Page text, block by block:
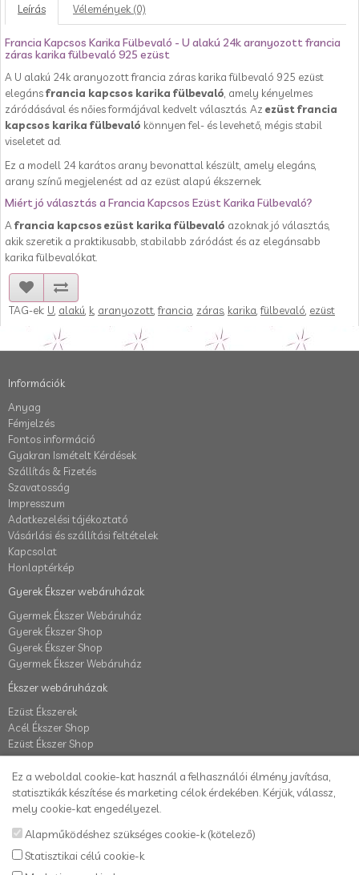
Leírás Vélemények (0)
Francia Kapcsos Karika Fülbevaló - U alakú 24k aranyozott francia
záras karika fülbevaló 925 ezüst
A U alakú 24k aranyozott francia záras karika fülbevaló 925 ezüst
elegánsfrancia kapcsos karika fülbevaló , amely kényelmes
záródásával és nőies formájával kedvelt választás. Az ezüst francia
kapcsos karika fülbevaló könnyen fel- és levehető, mégis stabil
viseletet ad.
Ez a modell 24 karátos arany bevonattal készült, amely elegáns,
arany színű megjelenést ad az ezüst alapú ékszernek.
Miért jó választás a Francia Kapcsos Ezüst Karika Fülbevaló?
A francia kapcsos ezüst karika fülbevaló azoknak jó választás,
akik szeretik a praktikusabb, stabilabb záródást és az elegánsabb
karika fülbevalókat.
TAG-ek: U alakú k aranyozott ,francia záras karika ,fülbevaló ezüst
Információk
Anyag
Fémjelzés
Fontos információ
Gyakran Ismételt Kérdések
Szállítás & Fizetés
Szavatosság
Impresszum
Adatkezelési tájékoztató
Vásárlási és szállítási feltételek
Kapcsolat
Honlaptérkép
Gyerek Ékszer webáruházak
Gyermek Ékszer Webáruház
Gyerek Ékszer Shop
Gyerek Ékszer Shop
Gyermek Ékszer Webáruház
Ékszer webáruházak
Ezüst Ékszerek
Acél Ékszer Shop
Ezüst Ékszer Shop
Fiók
Elállás a szerződéstől
Kívánságlista
Hírlevél
Ez a weboldal cookie-kat használ a felhasználói élmény javítása,
statisztikák készítése és marketing célok érdekében. Kérjük, válassz,
mely cookie-kat engedélyezel.
Alapműködéshez szükséges cookie-k (kötelező)
Statisztikai célú cookie-k